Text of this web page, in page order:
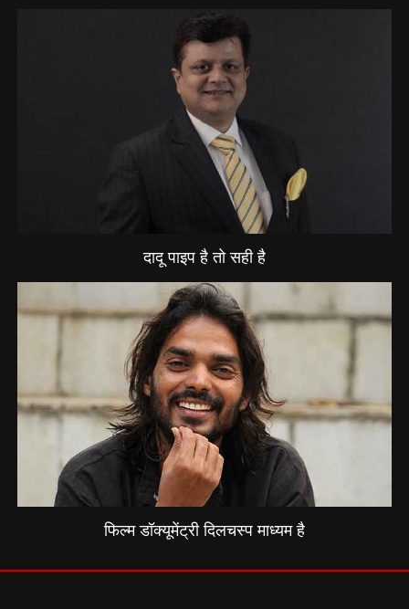
दादू पाइप है तो सही है
फिल्म डॉक्यूमेंट्री दिलचस्प माध्यम है